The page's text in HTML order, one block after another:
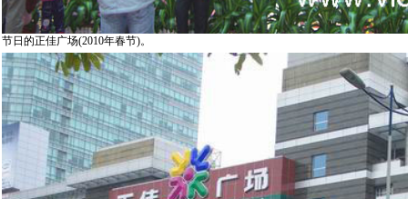
节日的正佳广场(2010年春节)。